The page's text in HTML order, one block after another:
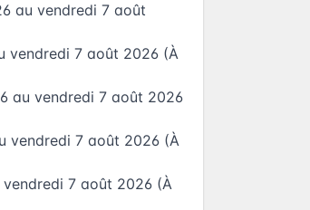
auvendredi 7 août
vendredi 7 août 2026 (À
auvendredi 7 août 2026
vendredi 7 août 2026 (À
vendredi 7 août 2026 (À